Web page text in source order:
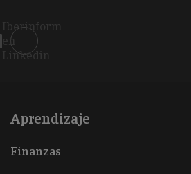
Iberinform
en
Linkedin
Aprendizaje
Finanzas